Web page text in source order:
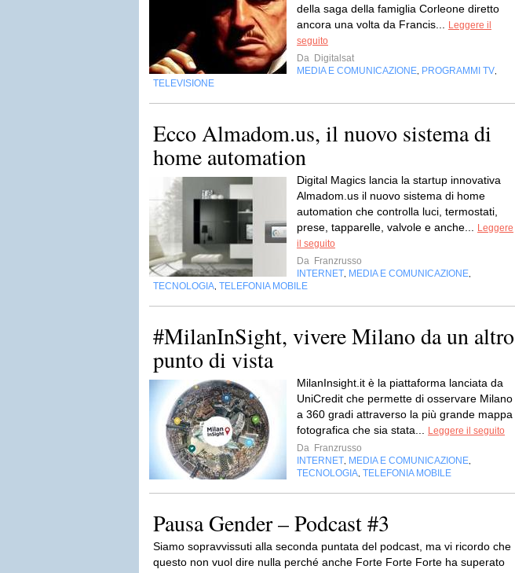
della saga della famiglia Corleone diretto
ancora una volta da Francis...
Leggere il
seguito
Da Digitalsat
MEDIA E COMUNICAZIONE PROGRAMMI TV
TELEVISIONE
Ecco Almadom.us, il nuovo sistema di
home automation
Digital Magics lancia la startup innovativa
Almadom.us il nuovo sistema di home
automation che controlla luci, termostati,
prese, tapparelle, valvole e anche...
Leggere
il seguito
Da Franzrusso
INTERNET MEDIA E COMUNICAZIONE
TECNOLOGIA TELEFONIA MOBILE
#MilanInSight, vivere Milano da un altro
punto di vista
MilanInsight.it è la piattaforma lanciata da
UniCredit che permette di osservare Milano
a 360 gradi attraverso la più grande mappa
fotografica che sia stata...
Leggere il seguito
Da Franzrusso
INTERNET MEDIA E COMUNICAZIONE
TECNOLOGIA TELEFONIA MOBILE
Pausa Gender – Podcast #3
Siamo sopravvissuti alla seconda puntata del podcast, ma vi ricordo che
questo non vuol dire nulla perché anche Forte Forte Forte ha superato